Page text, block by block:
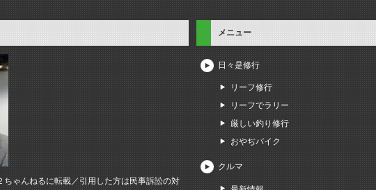
ちゃんねるに転載／引用した方は民事訴訟の対
メニュー
日々是修行
リーフ修行
リーフでラリー
厳しい釣り修行
おやぢバイク
クルマ